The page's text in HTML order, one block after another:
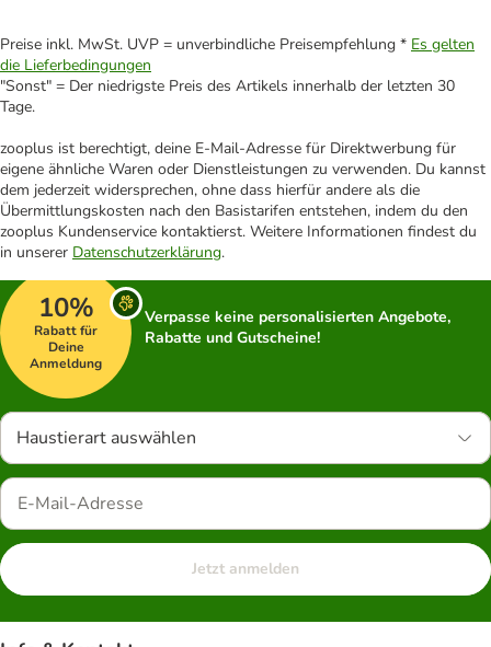
Preise inkl. MwSt. UVP = unverbindliche Preisempfehlung * Es gelten
die Lieferbedingungen
"Sonst" = Der niedrigste Preis des Artikels innerhalb der letzten 30
Tage.
zooplus ist berechtigt, deine E-Mail-Adresse für Direktwerbung für
eigene ähnliche Waren oder Dienstleistungen zu verwenden. Du kannst
dem jederzeit widersprechen, ohne dass hierfür andere als die
Übermittlungskosten nach den Basistarifen entstehen, indem du den
zooplus Kundenservice kontaktierst. Weitere Informationen findest du
in unserer Datenschutzerklärung.
10%
Rabatt für
Deine
Anmeldung
Verpasse keine personalisierten Angebote,
Rabatte und Gutscheine!
Haustierart auswählen
Jetzt anmelden